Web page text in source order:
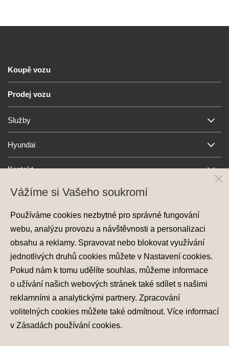
Koupě vozu
Prodej vozu
Služby
Hyundai
Kontakt
© 2026 Hyundai Motor Czech s.r.o.
Všechna práva vyhrazena
Ochrana osobních údajů
Nastavení cookies
Vážíme si Vašeho soukromí
Používáme cookies nezbytné pro správné fungování
webu, analýzu provozu a návštěvnosti a personalizaci
obsahu a reklamy. Spravovat nebo blokovat využívání
jednotlivých druhů cookies můžete v Nastavení cookies.
Pokud nám k tomu udělíte souhlas, můžeme informace
o užívání našich webových stránek také sdílet s našimi
reklamními a analytickými partnery. Zpracování
volitelných cookies můžete také odmítnout. Více informací
v Zásadách používání cookies.